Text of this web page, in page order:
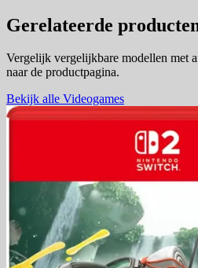
Gerelateerde
Vergelijk vergelijkbare modellen met
naar de productpagina.
Bekijk alle Videogames